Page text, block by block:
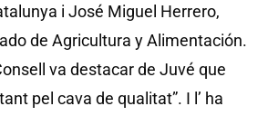
i José Miguel Herrero,
de Agricultura y Alimentación.
va destacar de Juvé que
pel cava de qualitat”. I l’ ha